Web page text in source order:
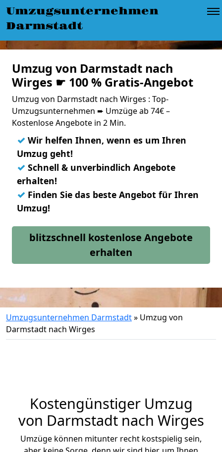
Umzugsunternehmen
Darmstadt
Umzug von Darmstadt nach
Wirges ☛ 100 % Gratis-Angebot
Umzug von Darmstadt nach Wirges : Top-
Umzugsunternehmen ➨ Umzüge ab 74€ –
Kostenlose Angebote in 2 Min.
✓ Wir helfen Ihnen, wenn es um Ihren
Umzug geht!
✓ Schnell & unverbindlich Angebote
erhalten!
✓ Finden Sie das beste Angebot für Ihren
Umzug!
blitzschnell kostenlose Angebote
erhalten
Umzugsunternehmen Darmstadt» Umzug von
Darmstadt nach Wirges
Kostengünstiger Umzug
von Darmstadt nach Wirges
Umzüge können mitunter recht kostspielig sein,